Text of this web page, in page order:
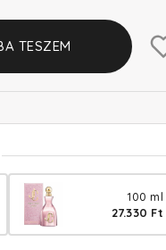
TESZEM
100 ml
27.330 Ft